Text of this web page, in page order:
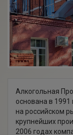
Алкогольная
основана в
на российском
крупнейших
2006 годах